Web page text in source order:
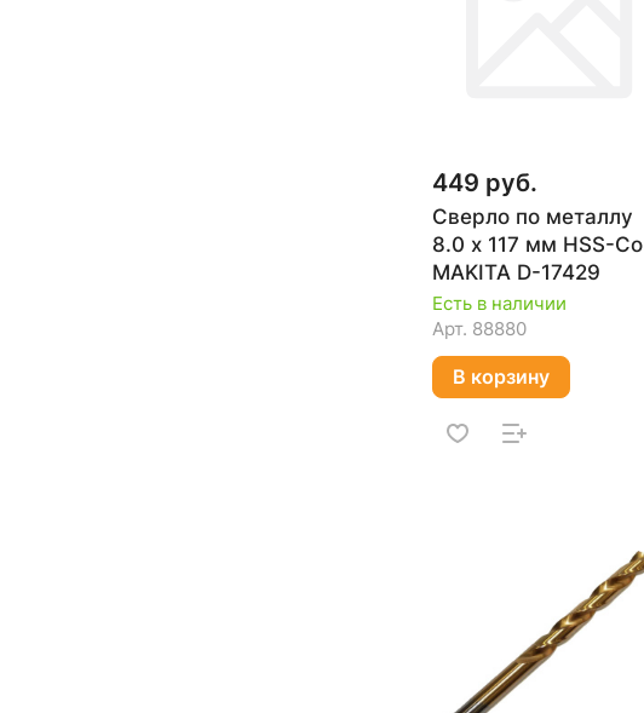
449 руб.
Сверло по металлу
8.0 х 117 мм HSS-Co
MAKITA D-17429
Есть в наличии
Арт. 88880
В корзину